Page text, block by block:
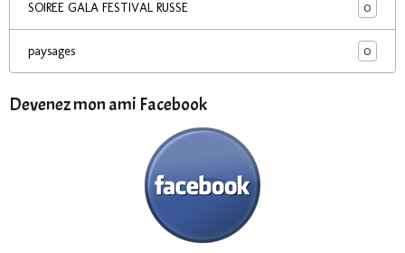
SOIREE GALA FESTIVAL RUSSE 0
paysages 0
Devenez mon ami Facebook